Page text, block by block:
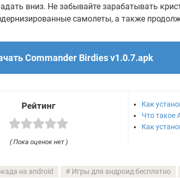
вниз. Не забывайте зарабатывать
самолеты, а также
Commander Birdies v1.0.7.apk
Рейтинг
( Пока оценок нет )
Как
Что такое
Как
на android Игры для андроид бесплатно